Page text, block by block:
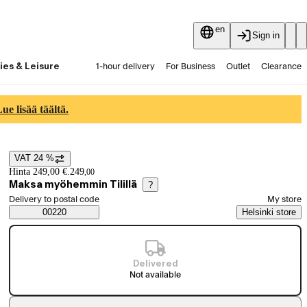
en
Sign in
& Leisure 1-hour delivery For Business Outlet Clearance
lisää täältä.
Price details
VAT 24 %
Hinta 249,00 €. 249,00
Maksa myöhemmin Tilillä ?
Saatavuustiedot
Select order method
Delivery to postal code
00220
My store
Helsinki store
Delivered
Not available